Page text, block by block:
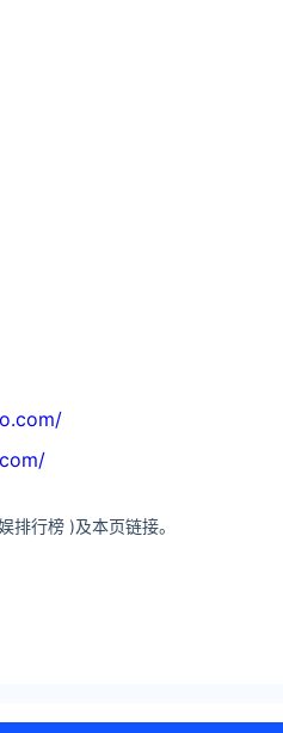
排行榜 )及本页链接。